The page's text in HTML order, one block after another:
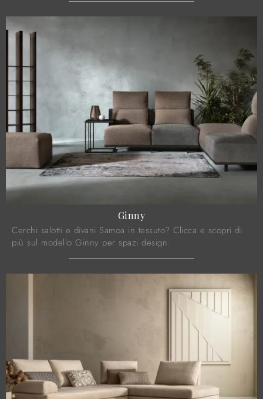
Ginny
Cerchi salotti e divani Samoa in tessuto? Clicca e scopri di
più sul modello Ginny per spazi design.